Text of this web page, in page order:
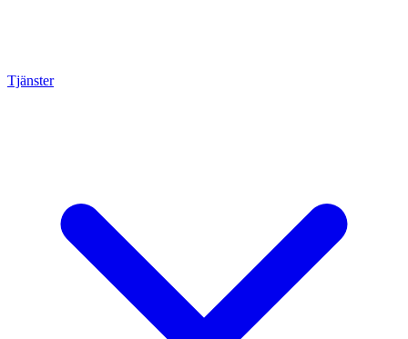
Tjänster